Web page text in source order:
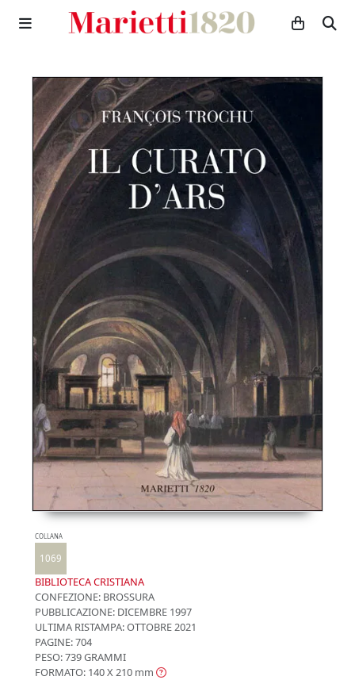
COLLANA
1069
BIBLIOTECA CRISTIANA
CONFEZIONE: BROSSURA
PUBBLICAZIONE: DICEMBRE 1997
ULTIMA RISTAMPA:OTTOBRE 2021
PAGINE: 704
PESO: 739 GRAMMI
FORMATO: 140 X 210 mm